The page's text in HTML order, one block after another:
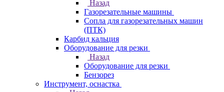
Назад
Газорезательные машины
Сопла для газорезательных машин
(ПТК)
Карбид кальция
Оборудование для резки
Назад
Оборудование для резки
Бензорез
Инструмент, оснастка